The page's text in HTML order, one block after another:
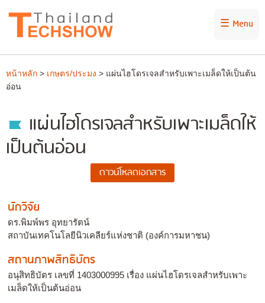
☰ Menu
หน้าหลัก > เกษตร/ประมง > แผ่นไฮโดรเจลสำหรับเพาะเมล็ดให้เป็นต้น
อ่อน
แผ่นไฮโดรเจลสำหรับเพาะเมล็ดให้
เป็นต้นอ่อน
นักวิจัย
ดร.พิมพ์พร อุทยารัตน์
สถาบันเทคโนโลยีนิวเคลียร์แห่งชาติ (องค์การมหาชน)
สถานภาพสิทธิบัตร
อนุสิทธิบัตร เลขที่ 1403000995 เรื่อง แผ่นไฮโดรเจลสำหรับเพาะ
เมล็ดให้เป็นต้นอ่อน